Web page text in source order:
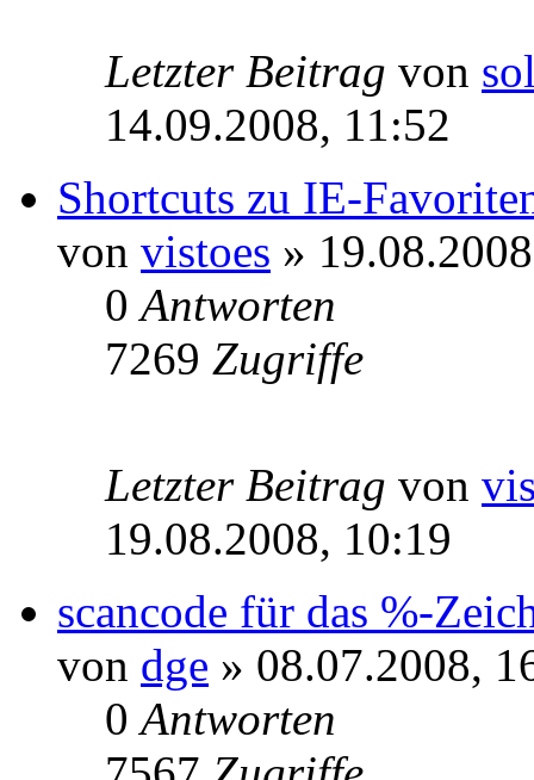
Letzter Beitrag von
14.09.2008, 11:52
Shortcuts zu IE-
von vistoes »
0Antworten
7269 Zugriffe
Letzter Beitrag von
19.08.2008, 10:19
scancode für das %-
von dge » 08.07.2008,
0Antworten